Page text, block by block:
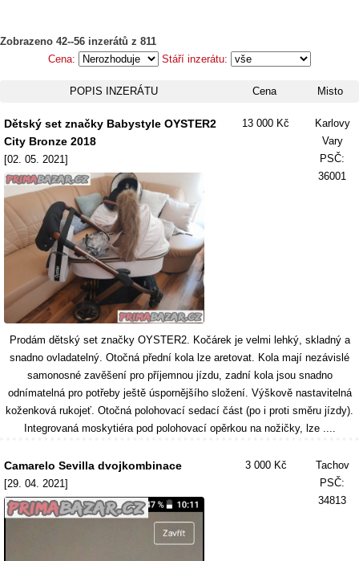
Zobrazeno 42--56 inzerátů z 811
Cena:
Stáří inzerátu:
POPIS INZERÁTU Cena Misto
Dětský set značky Babystyle OYSTER2
City Bronze 2018
[02. 05. 2021]
13 000 Kč
Karlovy
Vary
PSČ:
36001
Prodám dětský set značky OYSTER2. Kočárek je velmi lehký, skladný a
snadno ovladatelný. Otočná přední kola lze aretovat. Kola mají nezávislé
samonosné zavěšení pro příjemnou jízdu, zadní kola jsou snadno
odnímatelná pro potřeby ještě úspornějšího složení. Výškově nastavitelná
koženková rukojeť. Otočná polohovací sedací část (po i proti směru jízdy).
Integrovaná moskytiéra pod polohovací opěrkou na nožičky, lze ....
Camarelo Sevilla dvojkombinace
[29. 04. 2021]
3 000 Kč
Tachov
PSČ:
34813